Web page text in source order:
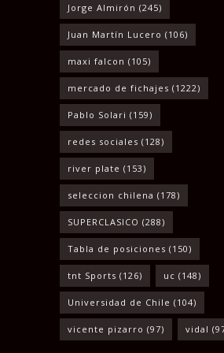
Jorge Almirón (245)
Juan Martín Lucero (106)
maxi falcon (105)
mercado de fichajes (1222)
Pablo Solari (159)
redes sociales (128)
river plate (153)
seleccion chilena (178)
SUPERCLASICO (288)
Tabla de posiciones (150)
tnt Sports (126) uc (148)
Universidad de Chile (104)
vicente pizarro (97) vidal